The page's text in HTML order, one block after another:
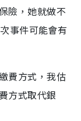
險，她就做不
事件可能會有
費方式，我估
方式取代銀